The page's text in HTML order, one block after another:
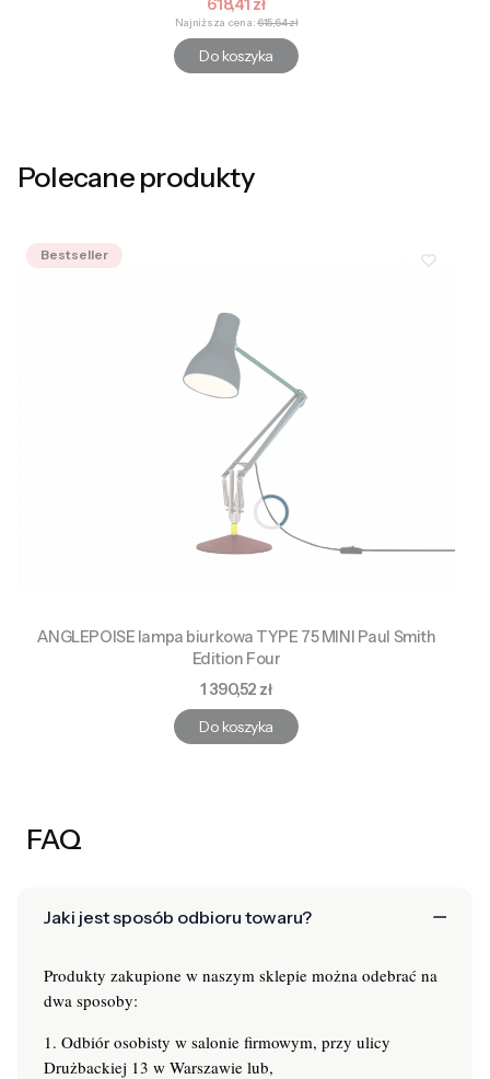
Najniższa cena:615,64 zł
Do koszyka
Polecane produkty
Bestseller
ANGLEPOISE lampa biurkowa TYPE 75 MINI Paul Smith
Edition Four
Cena
1 390,52 zł
Do koszyka
FAQ
Jaki jest sposób odbioru towaru?
Produkty zakupione w naszym sklepie można odebrać na
dwa sposoby:
1. Odbiór osobisty w salonie firmowym, przy ulicy
Drużbackiej 13 w Warszawie lub,